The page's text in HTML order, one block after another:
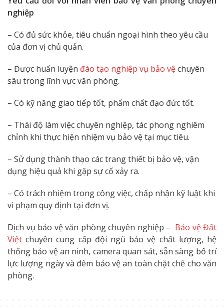
nghiệp
– Có đủ sức khỏe, tiêu chuẩn ngoại hình theo yêu cầu
của đơn vị chủ quản.
– Được huấn luyện đào tạo nghiệp vụ bảo vệchuyên
sâu trong lĩnh vực văn phòng.
– Có kỹ năng giao tiếp tốt, phẩm chất đạo đức tốt.
– Thái độ làm việc chuyên nghiệp, tác phong nghiêm
chỉnh khi thực hiện nhiệm vụ bảo vệ tại mục tiêu.
– Sử dụng thành thạo các trang thiết bị bảo vệ, vận
dụng hiệu quả khi gặp sự cố xảy ra.
– Có trách nhiệm trong công việc, chấp nhận kỹ luật khi
vi phạm quy định tại đơn vị.
Dịch vụ bảo vệ văn phòng chuyên nghiệp – Bảo vệ Đất
Việt chuyên cung cấp đội ngũ bảo vệ chất lượng, hệ
thống bảo vệ an ninh, camera quan sát, sẵn sàng bố trí
lực lượng ngày và đêm bảo vệ an toàn chặt chẽ cho văn
phòng.